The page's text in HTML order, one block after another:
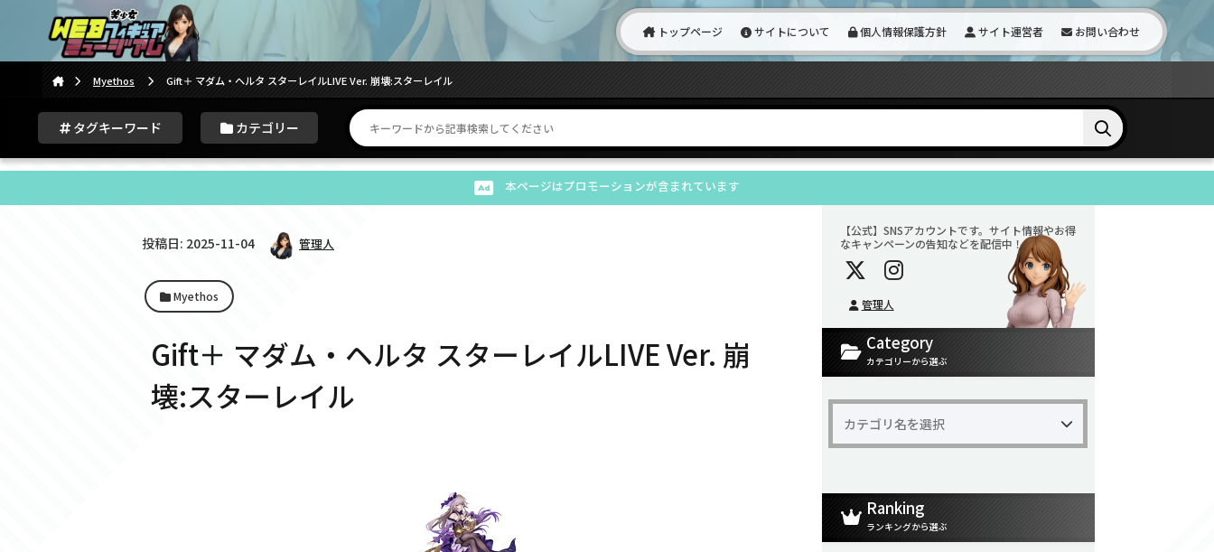
トップページ サイトについて 個人情報保護方針 サイト運営者 お問い合わせ
Myethos Gift＋ マダム・ヘルタ スターレイルLIVE Ver. 崩壊:スターレイル
タグキーワード カテゴリー
本ページはプロモーションが含まれています
投稿日: 2025-11-04 管理人
Myethos
Gift＋ マダム・ヘルタ スターレイルLIVE Ver. 崩
壊:スターレイル
【公式】SNSアカウントです。サイト情報やお得
なキャンペーンの告知などを配信中！
管理人
Category
カテゴリーから選ぶ
Ranking
ランキングから選ぶ